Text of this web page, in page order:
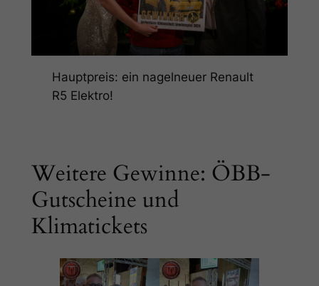
Hauptpreis: ein nagelneuer Renault
R5 Elektro!
Weitere Gewinne: ÖBB-
Gutscheine und
Klimatickets